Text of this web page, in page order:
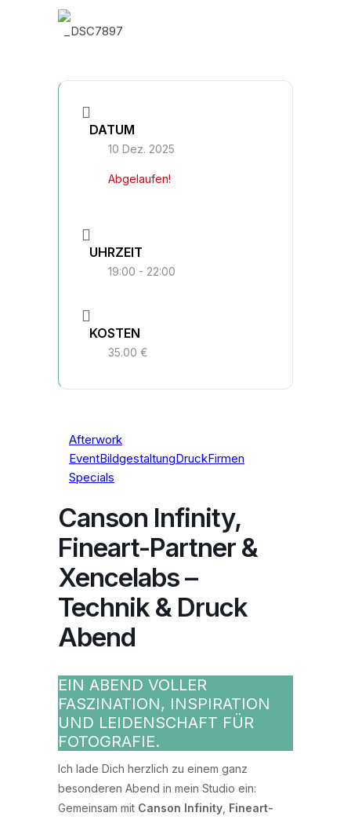
DATUM
10 Dez. 2025
Abgelaufen!
UHRZEIT
19:00 - 22:00
KOSTEN
35.00 €
Afterwork
EventBildgestaltungDruckFirmen
Specials
Canson Infinity,
Fineart-Partner &
Xencelabs –
Technik & Druck
Abend
EIN ABEND VOLLER
FASZINATION, INSPIRATION
UND LEIDENSCHAFT FÜR
FOTOGRAFIE.
Ich lade Dich herzlich zu einem ganz
besonderen Abend in mein Studio ein:
Gemeinsam mit Canson Infinity Fineart-